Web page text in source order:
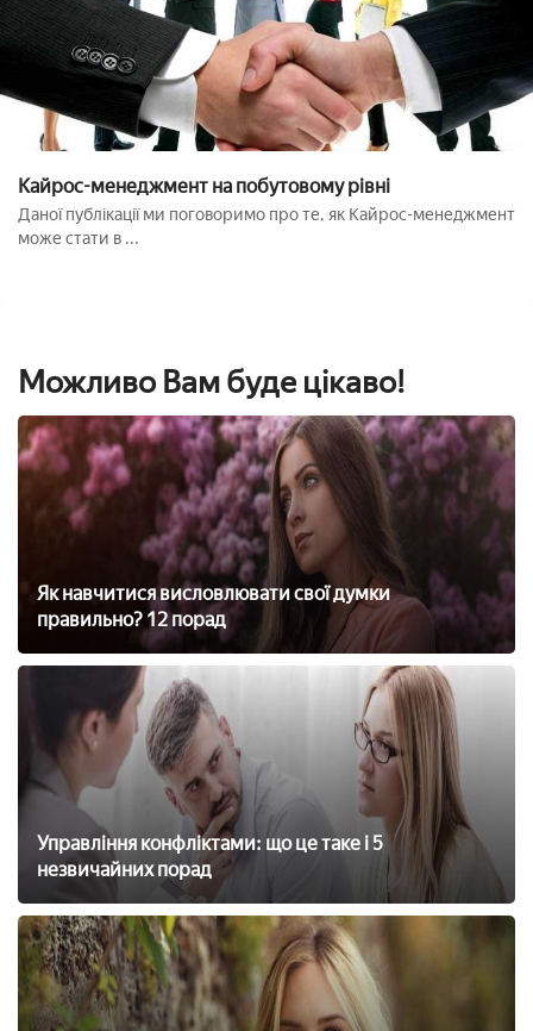
Кайрос-менеджмент на побутовому рівні
Даної публікації ми поговоримо про те, як Кайрос-менеджмент
може стати в ...
Можливо Вам буде цікаво!
Як навчитися висловлювати свої думки
правильно? 12 порад
Управління конфліктами: що це таке і 5
незвичайних порад